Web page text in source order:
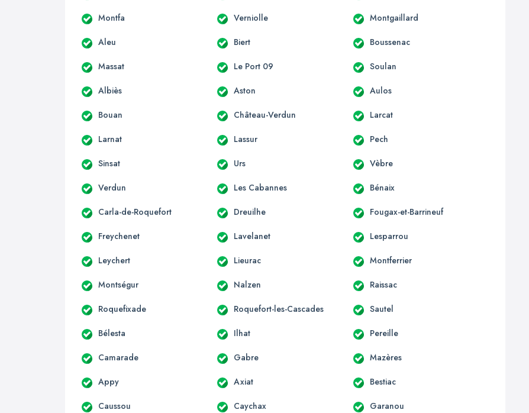
Montfa Verniolle Montgaillard
Aleu Biert Boussenac
Massat Le Port 09 Soulan
Albiès Aston Aulos
Bouan Château-Verdun Larcat
Larnat Lassur Pech
Sinsat Urs Vèbre
Verdun Les Cabannes Bénaix
Carla-de-Roquefort Dreuilhe Fougax-et-Barrineuf
Freychenet Lavelanet Lesparrou
Leychert Lieurac Montferrier
Montségur Nalzen Raissac
Roquefixade Roquefort-les-Cascades Sautel
Bélesta Ilhat Pereille
Camarade Gabre Mazères
Appy Axiat Bestiac
Caussou Caychax Garanou